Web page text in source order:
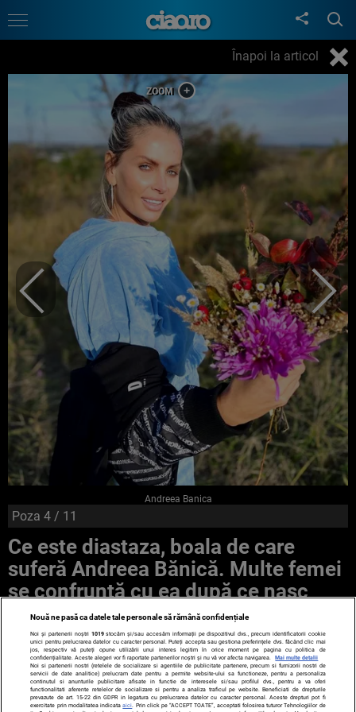
Înapoi la articol
Andreea Banica
Poza 4 / 11
Ce este diastaza, boala de care
suferă Andreea Bănică. Multe femei
se confruntă cu ea după ce nasc
Nouă ne pasă ca datele tale personale să rămână confidențiale
Noi și partenerii noștri 1019stocăm și/sau accesăm informații pe dispozitivul dvs., precum identificatorii cookie
unici pentru prelucrarea datelor cu caracter personal. Puteți accepta sau gestiona preferințele dvs. făcând clic mai
jos, respectiv vă puteți opune utilizării unui interes legitim în orice moment pe pagina cu politica de
confidențialitate. Aceste alegeri vor fi raportate partenerilor noștri și nu vă vor afecta navigarea.
Mai multe detalii
Noi si partenerii nostri (retelele de socializare si agentiile de publicitate partenere, precum si furnizorii nostri de
servicii de date analitice) prelucram date pentru a permite website-ului sa functioneze, pentru a personaliza
continutul si anunturile publicitare afisate in functie de interesele si/sau profilul dvs., pentru a va oferi
functionalitati aferente retelelor de socializare si pentru a analiza traficul pe website. Beneficiati de drepturile
prevazute de art. 15-22 din GDPR in legatura cu prelucrarea datelor cu caracter personal. Aceste drepturi pot fi
exercitate prin modalitatea indicataaici . Prin click pe “ACCEPT TOATE”, acceptati folosirea tuturor Tehnologiilor de